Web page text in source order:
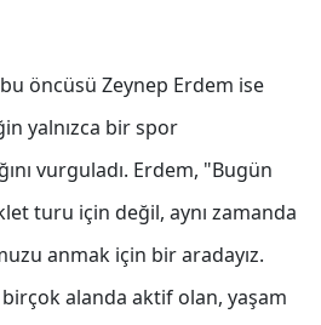
öncüsü Zeynep Erdem ise
yalnızca bir spor
vurguladı. Erdem, "Bugün
turu için değil, aynı zamanda
anmak için bir aradayız.
alanda aktif olan, yaşam